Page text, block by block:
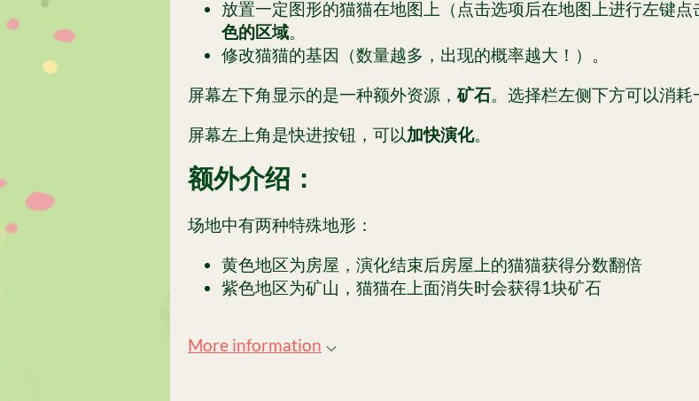
放置一定图形的猫猫在地图上（点击选项后在地图上进行左键点
色的区域。
修改猫猫的基因（数量越多，出现的概率越大！）。
屏幕左下角显示的是一种额外资源，矿石。选择栏左侧下方可以消耗
屏幕左上角是快进按钮，可以加快演化。
额外介绍：
场地中有两种特殊地形：
黄色地区为房屋，演化结束后房屋上的猫猫获得分数翻倍
紫色地区为矿山，猫猫在上面消失时会获得1块矿石
More information